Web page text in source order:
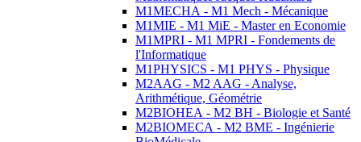
M1MECHA - M1 Mech - Mécanique
M1MIE - M1 MiE - Master en Economie
M1MPRI - M1 MPRI - Fondements de
l'Informatique
M1PHYSICS - M1 PHYS - Physique
M2AAG - M2 AAG - Analyse,
Arithmétique, Géométrie
M2BIOHEA - M2 BH - Biologie et Santé
M2BIOMECA - M2 BME - Ingénierie